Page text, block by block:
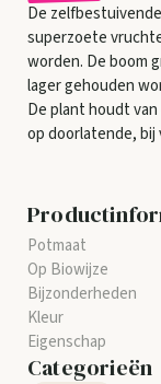
De
superzoete
worden. De boom
lager gehouden
De plant houdt
op doorlatende,
Categorieën